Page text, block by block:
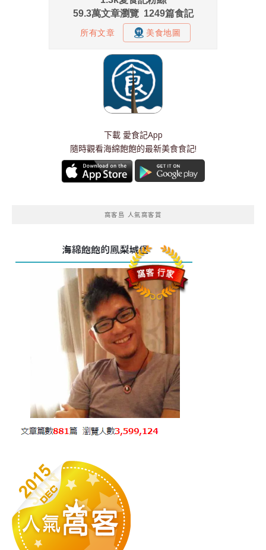
下載 愛食記App
隨時觀看海綿飽飽的最新美食食記!
窩客島 人氣窩客賞